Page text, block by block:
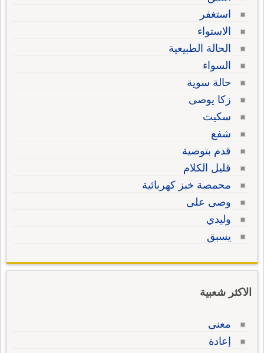
استغفر
الاستواء
الحالة الطبيعية
السواء
حالة سوية
زكا يوصى
سكيت
شفع
قدم بتوصية
قليل الكلام
محمصة خبز كهربائية
وصى على
وليدي
يسبق
الاكثر شعبية
معنى
إعادة